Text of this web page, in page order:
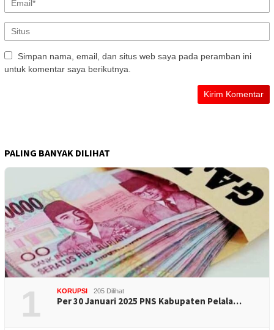
Simpan nama, email, dan situs web saya pada peramban ini
untuk komentar saya berikutnya.
PALING BANYAK DILIHAT
1 KORUPSI 205 Dilihat
Per 30 Januari 2025 PNS Kabupaten Pelala…